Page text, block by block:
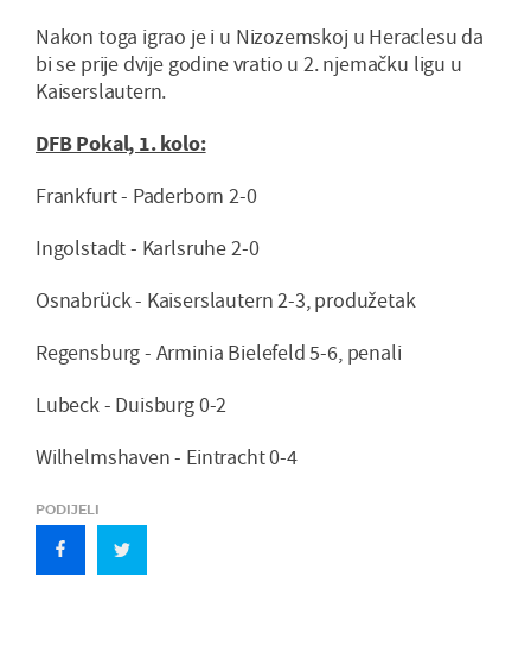
Nakon toga igrao je i u Nizozemskoj u Heraclesu da
bi se prije dvije godine vratio u 2. njemačku ligu u
Kaiserslautern.
DFB Pokal, 1. kolo:
Frankfurt - Paderborn 2-0
Ingolstadt - Karlsruhe 2-0
Osnabrück - Kaiserslautern 2-3, produžetak
Regensburg - Arminia Bielefeld 5-6, penali
Lubeck - Duisburg 0-2
Wilhelmshaven - Eintracht 0-4
PODIJELI